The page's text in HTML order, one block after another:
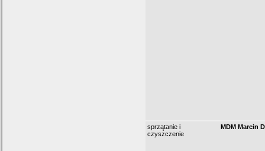
sprzątanie i
czyszczenie
MDM Marcin